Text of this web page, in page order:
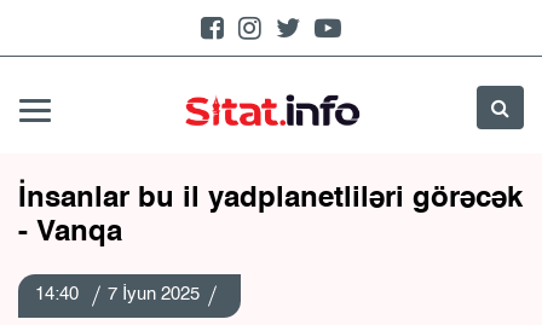
İnsanlar bu il yadplanetliləri görəcək
- Vanqa
14:40 7 İyun 2025